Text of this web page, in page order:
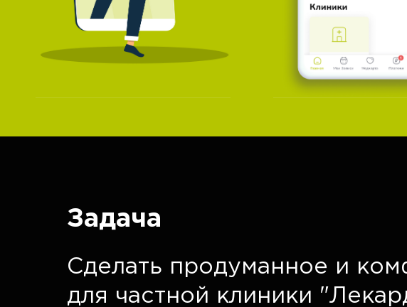
Задача
Сделать продуманное и
для частной клиники